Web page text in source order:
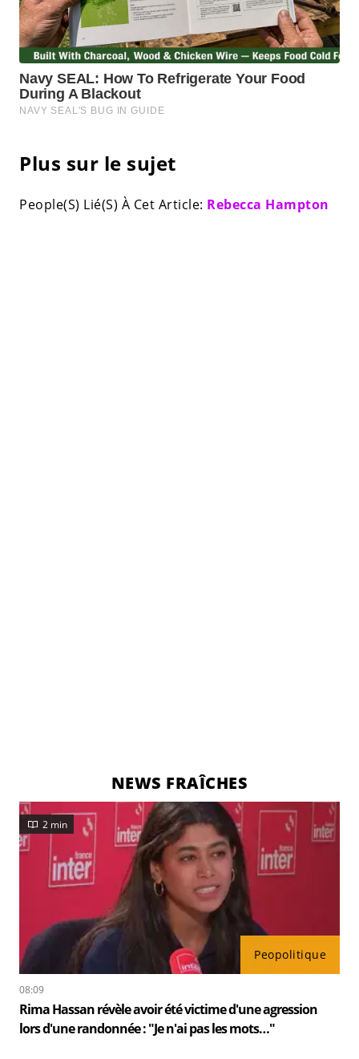
Plus sur le sujet
People(S) Lié(S) À Cet Article: Rebecca Hampton
NEWS FRAÎCHES
Peopolitique
2 min
08:09
Rima Hassan révèle avoir été victime d'une agression
lors d'une randonnée : "Je n'ai pas les mots…"